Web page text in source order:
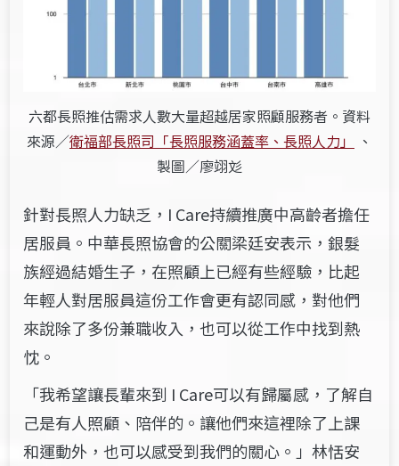
六都長照推估需求人數大量超越居家照顧服務者。資料
來源／衛福部長照司「長照服務涵蓋率、長照人力」
、
製圖／廖翊彣
針對長照人力缺乏，I Care持續推廣中高齡者擔任
居服員。中華長照協會的公關梁廷安表示，銀髮
族經過結婚生子，在照顧上已經有些經驗，比起
年輕人對居服員這份工作會更有認同感，對他們
來說除了多份兼職收入，也可以從工作中找到熱
忱。
「我希望讓長輩來到 I Care可以有歸屬感，了解自
己是有人照顧、陪伴的。讓他們來這裡除了上課
和運動外，也可以感受到我們的關心。」林恬安